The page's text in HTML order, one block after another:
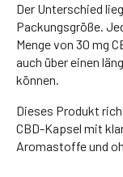
Der Unterschied
Packungsgröße.
Menge von 30 mg
auch über einen
können.
Dieses Produkt
CBD-Kapsel mit
Aromastoffe und